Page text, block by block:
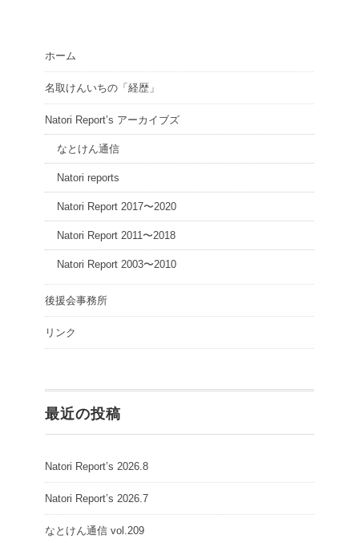
ホーム
名取けんいちの「経歴」
Natori Report’s アーカイブズ
なとけん通信
Natori reports
Natori Report 2017〜2020
Natori Report 2011〜2018
Natori Report 2003〜2010
後援会事務所
リンク
最近の投稿
Natori Report’s 2026.8
Natori Report’s 2026.7
なとけん通信 vol.209